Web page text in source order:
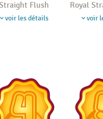
Flush
voir les détails
Royal
voir